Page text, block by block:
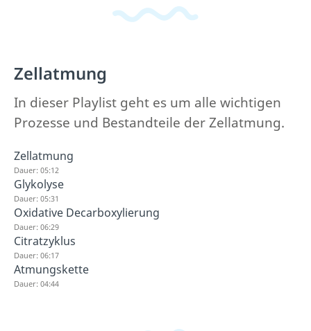
Zellatmung
In dieser Playlist geht es um alle wichtigen
Prozesse und Bestandteile der Zellatmung.
Zellatmung
Dauer: 05:12
Glykolyse
Dauer: 05:31
Oxidative Decarboxylierung
Dauer: 06:29
Citratzyklus
Dauer: 06:17
Atmungskette
Dauer: 04:44